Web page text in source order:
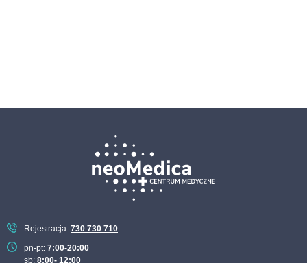
Rejestracja: 730 730 710
pn-pt: 7:00-20:00
sb: 8:00- 12:00